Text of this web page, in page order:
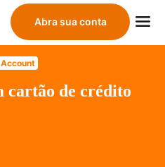
Abra sua conta
cartão de crédito